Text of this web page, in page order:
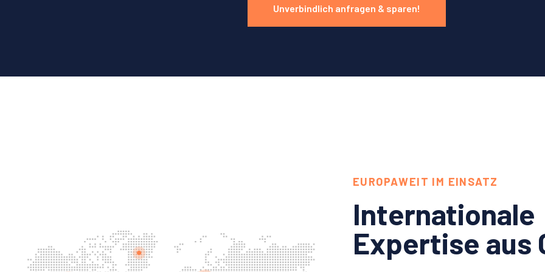
Unverbindlich anfragen & sparen!
EUROPAWEIT IM EINSATZ
Internationale
Expertise aus